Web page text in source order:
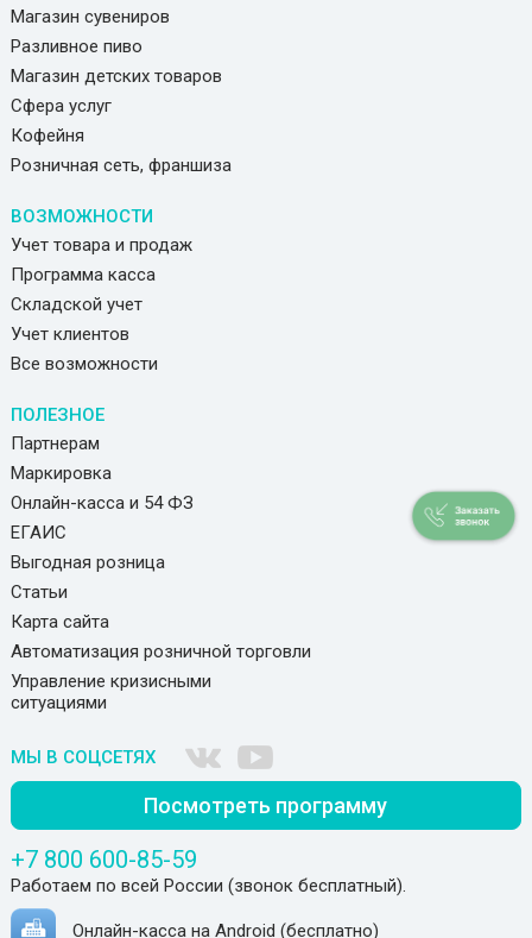
Магазин сувениров
Разливное пиво
Магазин детских товаров
Сфера услуг
Кофейня
Розничная сеть, франшиза
ВОЗМОЖНОСТИ
Учет товара и продаж
Программа касса
Складской учет
Учет клиентов
Все возможности
ПОЛЕЗНОЕ
Партнерам
Маркировка
Онлайн-касса и 54 ФЗ
ЕГАИС
Выгодная розница
Статьи
Карта сайта
Автоматизация розничной торговли
Управление кризисными
ситуациями
МЫ В СОЦСЕТЯХ
Посмотреть программу
+7 800 600-85-59
Работаем по всей России (звонок бесплатный).
Онлайн-касса на Android (бесплатно)